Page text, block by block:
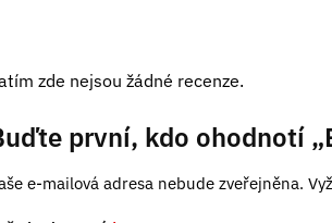
zde nejsou žádné recenze.
první, kdo ohodnotí
e-mailová adresa nebude zveřejněna.